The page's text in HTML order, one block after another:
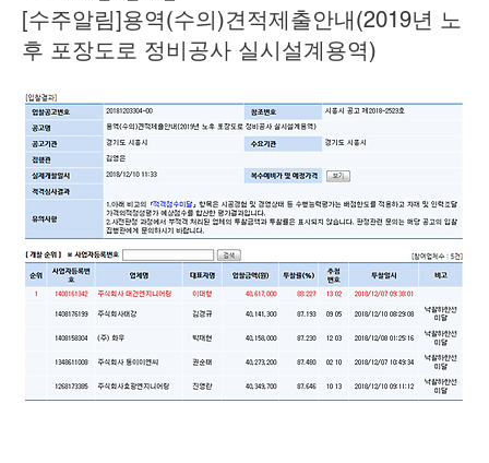
[수주알림]용역(수의)견적제출안내(2019년 노
후 포장도로 정비공사 실시설계용역)